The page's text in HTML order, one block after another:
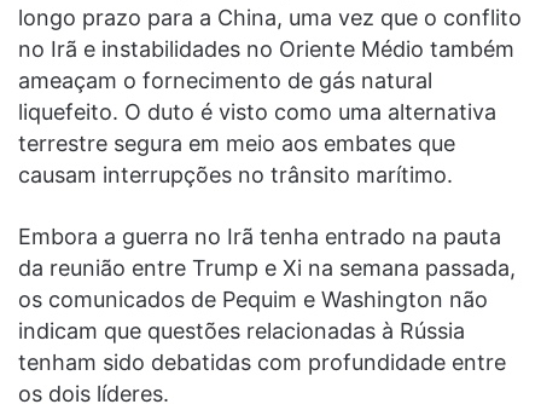
longo prazo para a China, uma vez que o conflito
no Irã e instabilidades no Oriente Médio também
ameaçam o fornecimento de gás natural
liquefeito. O duto é visto como uma alternativa
terrestre segura em meio aos embates que
causam interrupções no trânsito marítimo.
Embora a guerra no Irã tenha entrado na pauta
da reunião entre Trump e Xi na semana passada,
os comunicados de Pequim e Washington não
indicam que questões relacionadas à Rússia
tenham sido debatidas com profundidade entre
os dois líderes.